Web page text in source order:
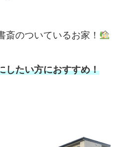
斎のついているお家！
したい方におすすめ！